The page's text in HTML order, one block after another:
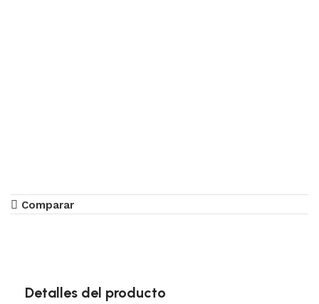
Comparar
Detalles del producto